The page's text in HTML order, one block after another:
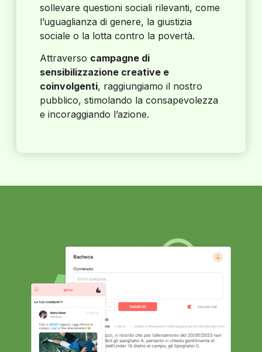
sollevare questioni sociali rilevanti, come
l’uguaglianza di genere, la giustizia
sociale o la lotta contro la povertà.
Attraverso campagne di
sensibilizzazione creative e
coinvolgenti, raggiungiamo il nostro
pubblico, stimolando la consapevolezza
e incoraggiando l’azione.